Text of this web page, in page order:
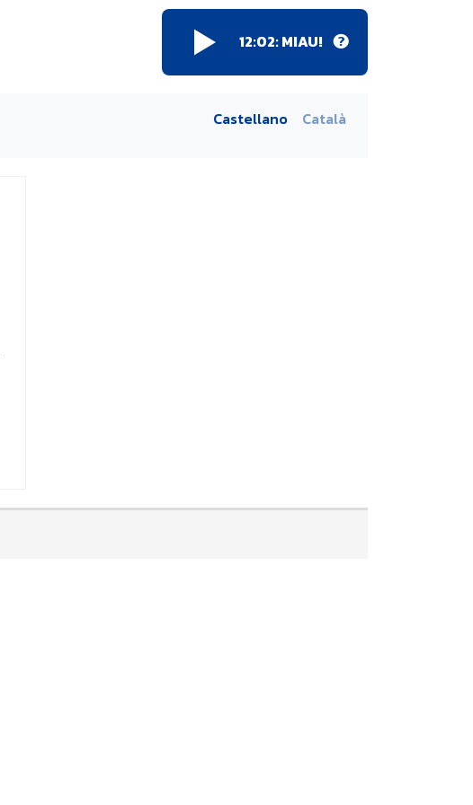
12:02:MIAU!
Castellano Català